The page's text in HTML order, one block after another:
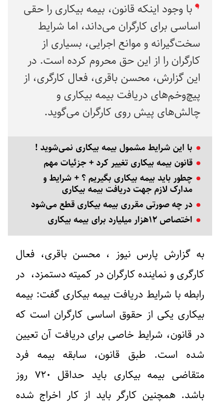
با وجود اینکه قانون، بیمه بیکاری را حقی
اساسی برای کارگران می‌داند، اما شرایط
سخت‌گیرانه و موانع اجرایی، بسیاری از
کارگران را از این حق محروم کرده است. در
این گزارش، محسن باقری، فعال کارگری، از
پیچ‌وخم‌های دریافت بیمه بیکاری و
چالش‌های پیش روی کارگران می‌گوید.
با این شرایط مشمول بیمه بیکاری نمی‌شوید !
قانون بیمه بیکاری تغییر کرد + جزئیات مهم
چطور باید بیمه بیکاری بگیریم ؟ + شرایط و
مدارک لازم جهت دریافت بیمه بیکاری
در چه صورتی مقرری بیمه بیکاری قطع می‌شود
اختصاص ۱۲هزار میلیارد برای بیمه بیکاری
به گزارش پارس نیوز ، محسن باقری، فعال
کارگری و نماینده کارگران در کمیته دستمزد، در
رابطه با شرایط دریافت بیمه بیکاری گفت: بیمه
بیکاری یکی از حقوق اساسی کارگران است که
در قانون، شرایط خاصی برای دریافت آن تعیین
شده است. طبق قانون، سابقه بیمه فرد
متقاضی بیمه بیکاری باید حداقل ۷۲۰ روز
باشد. همچنین کارگر باید از کار اخراج شده